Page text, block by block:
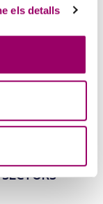
els detalls